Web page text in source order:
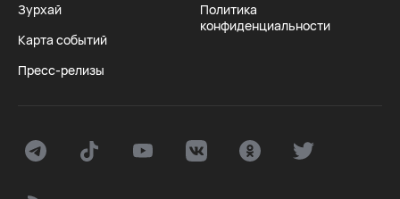
Зурхай
Карта событий
Пресс-релизы
Политика
конфиденциальности